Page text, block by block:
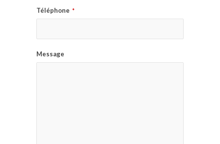
Téléphone *
Message